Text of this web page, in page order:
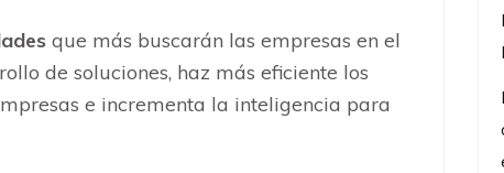
que más buscarán las empresas en el
de soluciones, haz más eficiente los
e incrementa la inteligencia para